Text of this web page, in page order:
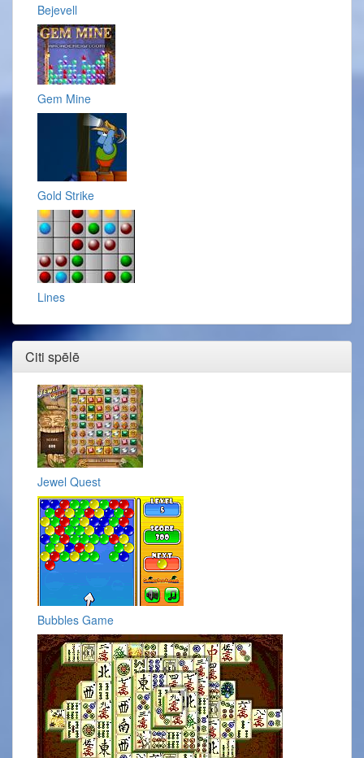
Bejevell
Gem Mine
Gold Strike
Lines
Citi spēlē
Jewel Quest
Bubbles Game